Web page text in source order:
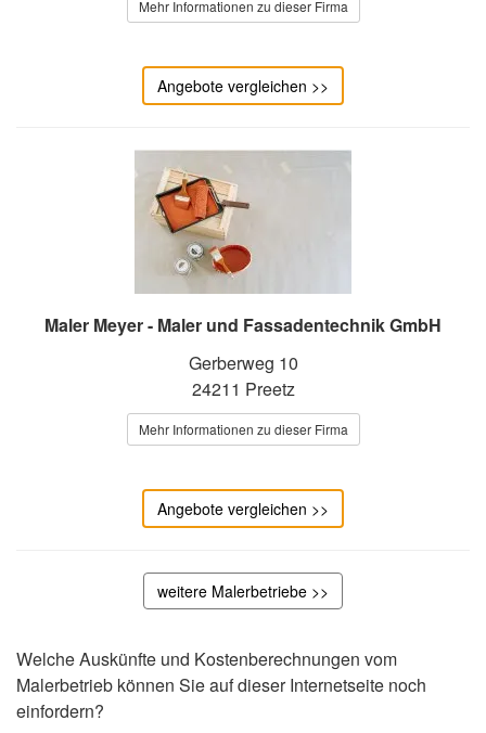
Mehr Informationen zu dieser Firma
Angebote vergleichen >>
Maler Meyer - Maler und Fassadentechnik GmbH
Gerberweg 10
24211 Preetz
Mehr Informationen zu dieser Firma
Angebote vergleichen >>
weitere Malerbetriebe >>
Welche Auskünfte und Kostenberechnungen vom
Malerbetrieb können Sie auf dieser Internetseite noch
einfordern?